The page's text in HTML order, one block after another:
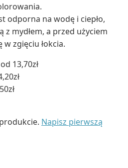
odporna na wodę i ciepło,
z mydłem, a przed użyciem
zgięciu łokcia.
13,70zł
Napisz pierwszą